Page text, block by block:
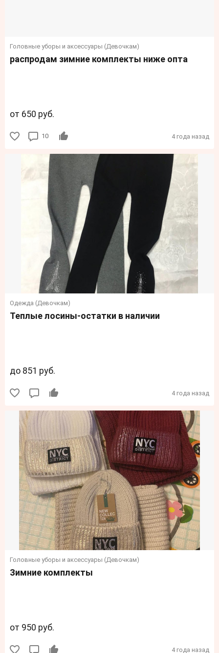
Головные уборы и аксессуары (Девочкам)
распродам зимние комплекты ниже опта
от 650 руб.
10 4 года назад
Одежда (Девочкам)
Теплые лосины-остатки в наличии
до 851 руб.
4 года назад
Головные уборы и аксессуары (Девочкам)
Зимние комплекты
от 950 руб.
4 года назад